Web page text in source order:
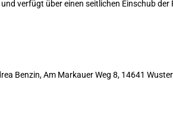
verfügt über einen seitlichen Einschub der
Benzin, Am Markauer Weg 8, 14641